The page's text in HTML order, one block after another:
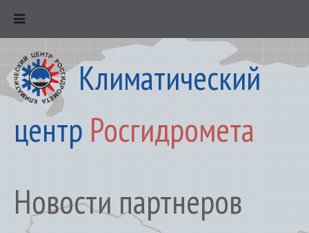
Климатический
центр Росгидромета
Новости партнеров